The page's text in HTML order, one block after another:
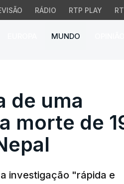
RÁDIO RTP PLAY
MUNDO
uma
de uma
morte de
investigação "rápida e